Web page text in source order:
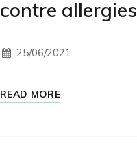
contre allergies
25/06/2021
READ MORE